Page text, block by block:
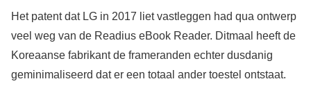
Het patent dat LG in 2017 liet vastleggen had qua ontwerp
veel weg van de Readius eBook Reader. Ditmaal heeft de
Koreaanse fabrikant de frameranden echter dusdanig
geminimaliseerd dat er een totaal ander toestel ontstaat.